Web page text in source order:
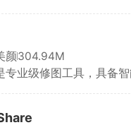
括报名人数、分数线查询
理性择优选岗。
供全粤语直播频道，包括
新闻直播等，同步更新
拥有全网海量正版独播粤
剧老剧一网打尽。会员可
首页。
颜304.94M
专业级修图工具，具备
置海量风格各异的滤镜，